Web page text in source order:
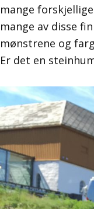
mange
mange av disse
mønstrene og
Er det en